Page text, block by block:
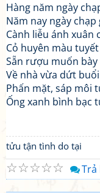
Hàng năm ngày
Năm nay ngày chạp
Cành liễu ánh xuân
Cỏ huyên màu
Sẵn rượu muốn
Về nhà vừa dứt
Phấn mặt, sáp môi
Ống xanh bình bạc
tửu tận tình do tại
☆
☆
☆
☆
☆ Trả